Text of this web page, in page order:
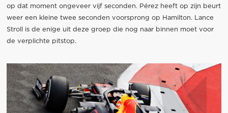
op dat moment ongeveer vijf seconden. Pérez heeft op zijn beurt
weer een kleine twee seconden voorsprong op Hamilton. Lance
Stroll is de enige uit deze groep die nog naar binnen moet voor
de verplichte pitstop.